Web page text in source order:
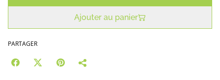
Ajouter au panier
PARTAGER